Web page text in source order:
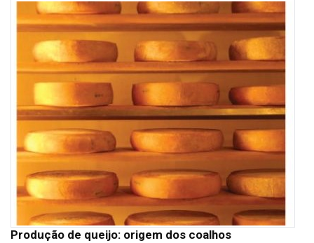
Produção de queijo: origem dos coalhos